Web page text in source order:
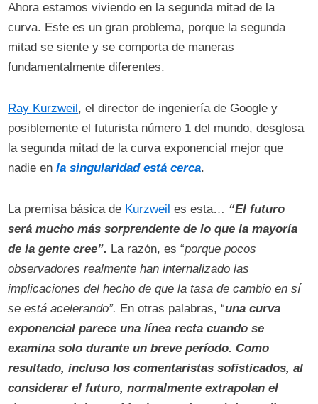
Ahora estamos viviendo en la segunda mitad de la
curva. Este es un gran problema, porque la segunda
mitad se siente y se comporta de maneras
fundamentalmente diferentes.
Ray Kurzweil, el director de ingeniería de Google y
posiblemente el futurista número 1 del mundo, desglosa
la segunda mitad de la curva exponencial mejor que
nadie enla singularidad está cerca.
La premisa básica de Kurzweiles esta… “El futuro
será mucho más sorprendente de lo que la mayoría
de la gente cree”. La razón, es “porque pocos
observadores realmente han internalizado las
implicaciones del hecho de que la tasa de cambio en sí
se está acelerando”. En otras palabras, “una curva
exponencial parece una línea recta cuando se
examina solo durante un breve período. Como
resultado, incluso los comentaristas sofisticados, al
considerar el futuro, normalmente extrapolan el